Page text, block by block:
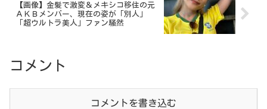
【画像】金髪で激変＆メキシコ移住の元
ＡＫＢメンバー、現在の姿が「別人」
「超ウルトラ美人」ファン騒然
コメント
コメントを書き込む